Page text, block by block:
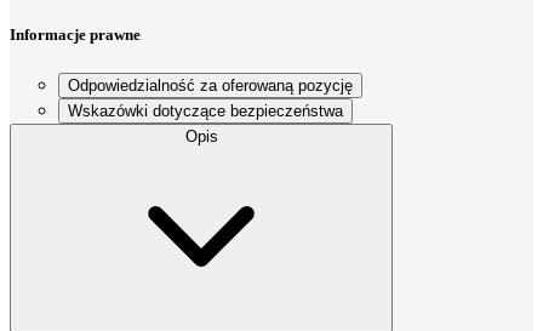
Informacje prawne
Odpowiedzialność za oferowaną pozycję
Wskazówki dotyczące bezpieczeństwa
Opis